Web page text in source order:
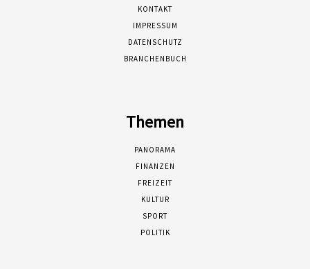
KONTAKT
IMPRESSUM
DATENSCHUTZ
BRANCHENBUCH
Themen
PANORAMA
FINANZEN
FREIZEIT
KULTUR
SPORT
POLITIK